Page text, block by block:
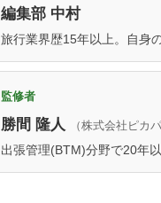
編集部 中村
旅行業界歴15年以上。自身
監修者
勝間 隆人
（株式会社ピカ
出張管理(BTM)分野で20年